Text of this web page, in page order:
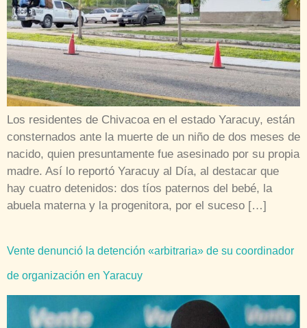
Los residentes de Chivacoa en el estado Yaracuy, están
consternados ante la muerte de un niño de dos meses de
nacido, quien presuntamente fue asesinado por su propia
madre. Así lo reportó Yaracuy al Día, al destacar que
hay cuatro detenidos: dos tíos paternos del bebé, la
abuela materna y la progenitora, por el suceso […]
Vente denunció la detención «arbitraria» de su coordinador
de organización en Yaracuy